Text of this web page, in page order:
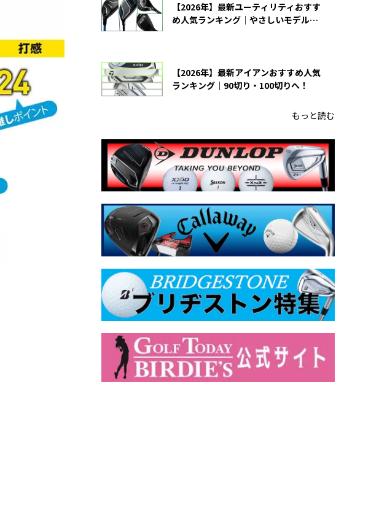
【2026年】最新ユーティリティおすす
め人気ランキング｜やさしいモデルの
【2026年】最新アイアンおすすめ人気
ランキング｜90切り・100切りへ！
もっと読む